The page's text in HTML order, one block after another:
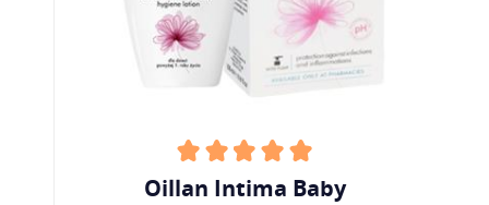
Oillan Intima Baby